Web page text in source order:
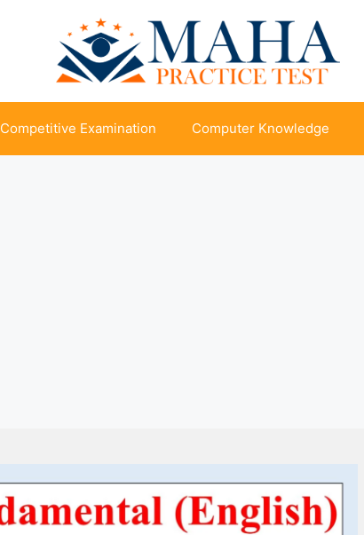
Competitive Examination Computer Knowledge